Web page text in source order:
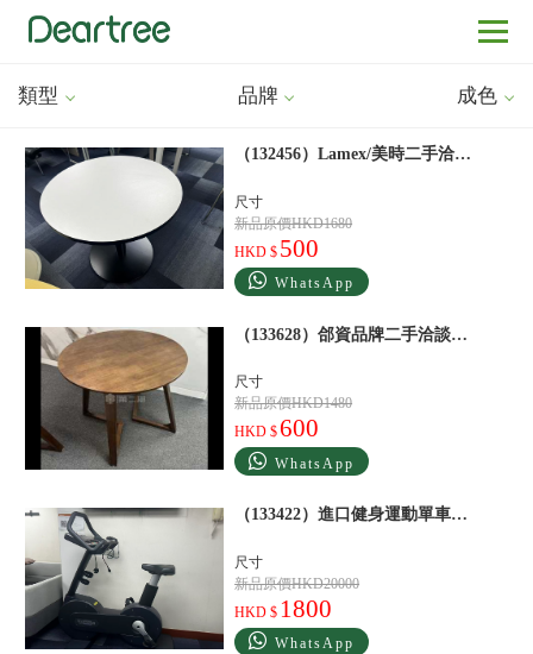
類型 品牌 成色
（132456）Lamex/美時二手洽談桌會議室桌子白
尺寸
新品原價HKD1680
HKD $ 500
WhatsApp
（133628）郃資品牌二手洽談桌會議室桌子棕
尺寸
新品原價HKD1480
HKD $ 600
WhatsApp
（133422）進口健身運動單車灰色
尺寸
新品原價HKD20000
HKD $ 1800
WhatsApp